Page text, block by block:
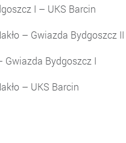
I – UKS
– Gwiazda
– Gwiazda
Nakło – UKS